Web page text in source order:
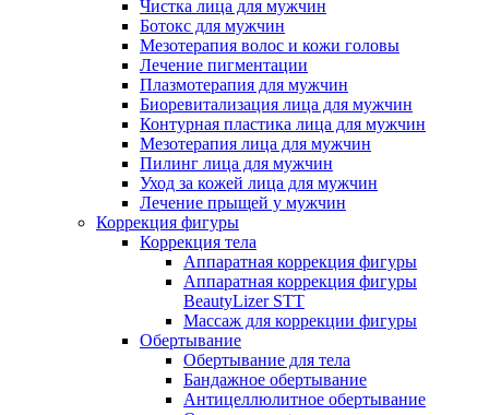
Чистка лица для мужчин
Ботокс для мужчин
Мезотерапия волос и кожи головы
Лечение пигментации
Плазмотерапия для мужчин
Биоревитализация лица для мужчин
Контурная пластика лица для мужчин
Мезотерапия лица для мужчин
Пилинг лица для мужчин
Уход за кожей лица для мужчин
Лечение прыщей у мужчин
Коррекция фигуры
Коррекция тела
Аппаратная коррекция фигуры
Аппаратная коррекция фигуры
BeautyLizer STT
Массаж для коррекции фигуры
Обертывание
Обертывание для тела
Бандажное обертывание
Антицеллюлитное обертывание